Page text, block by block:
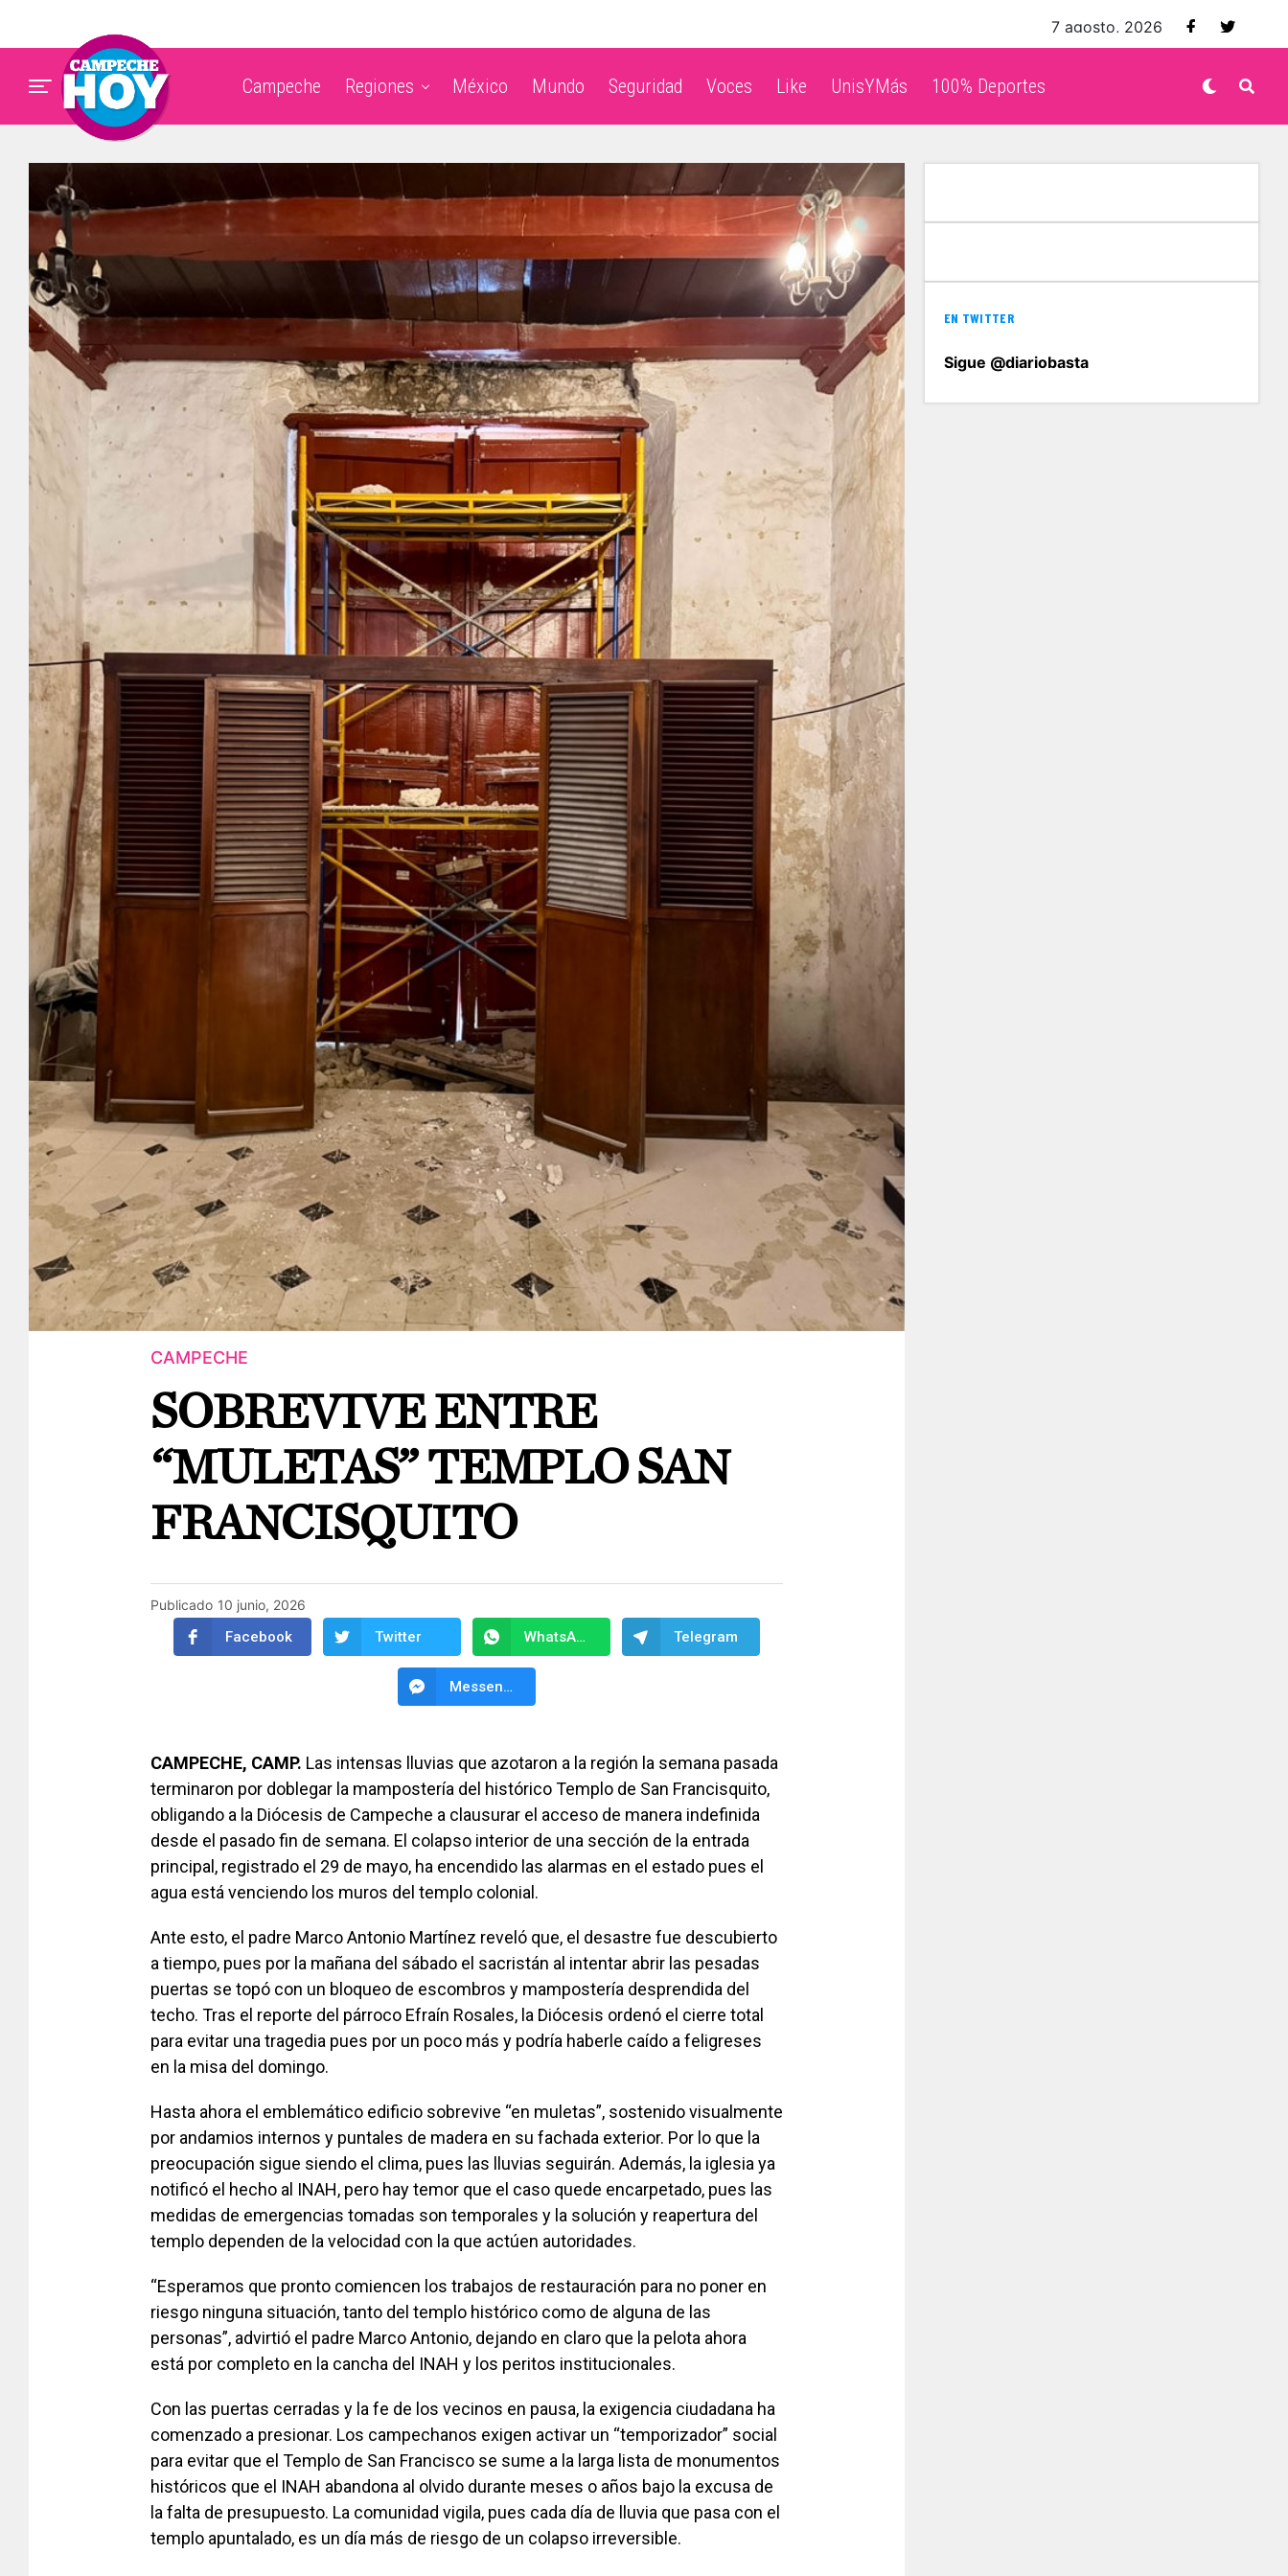
7 agosto, 2026
Campeche Regiones México Mundo Seguridad Voces Like UnisYMás 100% Deportes
CAMPECHE
SOBREVIVE ENTRE
“MULETAS” TEMPLO SAN
FRANCISQUITO
Publicado 10 junio, 2026
Facebook Twitter WhatsApp Telegram
Messenger
CAMPECHE, CAMP. Las intensas lluvias que azotaron a la región la semana pasada
terminaron por doblegar la mampostería del histórico Templo de San Francisquito,
obligando a la Diócesis de Campeche a clausurar el acceso de manera indefinida
desde el pasado fin de semana. El colapso interior de una sección de la entrada
principal, registrado el 29 de mayo, ha encendido las alarmas en el estado pues el
agua está venciendo los muros del templo colonial.
Ante esto, el padre Marco Antonio Martínez reveló que, el desastre fue descubierto
a tiempo, pues por la mañana del sábado el sacristán al intentar abrir las pesadas
puertas se topó con un bloqueo de escombros y mampostería desprendida del
techo. Tras el reporte del párroco Efraín Rosales, la Diócesis ordenó el cierre total
para evitar una tragedia pues por un poco más y podría haberle caído a feligreses
en la misa del domingo.
Hasta ahora el emblemático edificio sobrevive “en muletas”, sostenido visualmente
por andamios internos y puntales de madera en su fachada exterior. Por lo que la
preocupación sigue siendo el clima, pues las lluvias seguirán. Además, la iglesia ya
notificó el hecho al INAH, pero hay temor que el caso quede encarpetado, pues las
medidas de emergencias tomadas son temporales y la solución y reapertura del
templo dependen de la velocidad con la que actúen autoridades.
“Esperamos que pronto comiencen los trabajos de restauración para no poner en
riesgo ninguna situación, tanto del templo histórico como de alguna de las
personas”, advirtió el padre Marco Antonio, dejando en claro que la pelota ahora
está por completo en la cancha del INAH y los peritos institucionales.
Con las puertas cerradas y la fe de los vecinos en pausa, la exigencia ciudadana ha
comenzado a presionar. Los campechanos exigen activar un “temporizador” social
para evitar que el Templo de San Francisco se sume a la larga lista de monumentos
históricos que el INAH abandona al olvido durante meses o años bajo la excusa de
la falta de presupuesto. La comunidad vigila, pues cada día de lluvia que pasa con el
templo apuntalado, es un día más de riesgo de un colapso irreversible.
EN TWITTER
Sigue @diariobasta